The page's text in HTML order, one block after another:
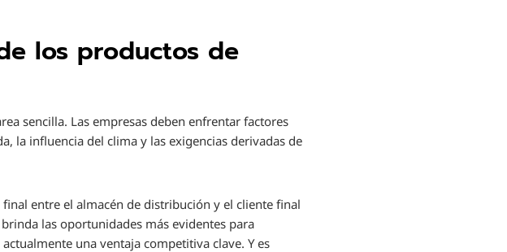
los productos de
sencilla. Las empresas deben enfrentar factores
la influencia del clima y las exigencias derivadas de
entre el almacén de distribución y el cliente final
las oportunidades más evidentes para
una ventaja competitiva clave. Y es